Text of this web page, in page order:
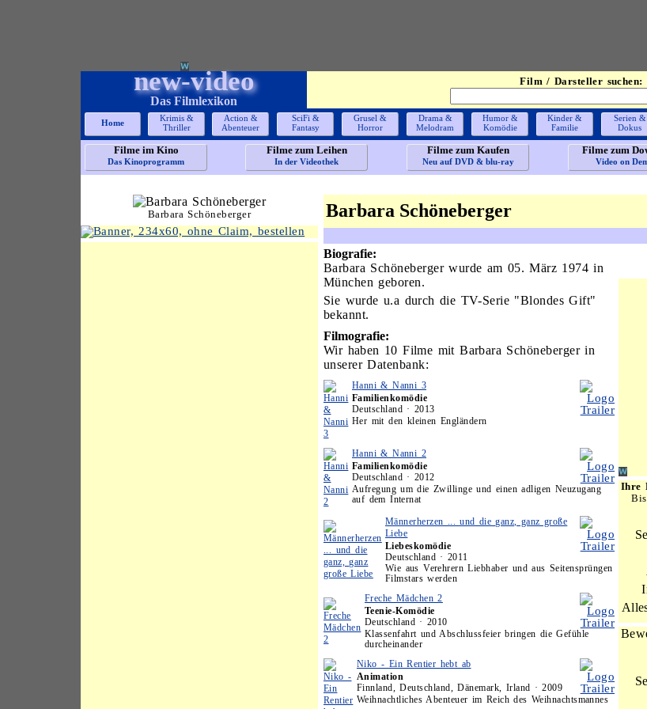
new-video
Das Filmlexikon
Film / Darsteller suchen:
Home
Krimis &
Thriller
Action &
Abenteuer
SciFi &
Fantasy
Grusel &
Horror
Drama &
Melodram
Humor &
Komödie
Kinder &
Familie
Serien &
Dokus
Filme im Kino
Das Kinoprogramm
Filme zum Leihen
In der Videothek
Filme zum Kaufen
Neu auf DVD & blu-ray
Filme zum
Video on
Barbara Schöneberger Barbara Schöneberger
Biografie:
Barbara Schöneberger wurde am 05. März 1974 in
München geboren.
Sie wurde u.a durch die TV-Serie "Blondes Gift"
bekannt.
Filmografie:
Wir haben 10 Filme mit Barbara Schöneberger in
unserer Datenbank:
Hanni & Nanni 3
Familienkomödie
Deutschland · 2013
Her mit den kleinen Engländern
Hanni & Nanni 2
Familienkomödie
Deutschland · 2012
Aufregung um die Zwillinge und einen adligen Neuzugang
auf dem Internat
Männerherzen ... und die ganz, ganz große
Liebe
Liebeskomödie
Deutschland · 2011
Wie aus Verehrern Liebhaber und aus Seitensprüngen
Filmstars werden
Freche Mädchen 2
Teenie-Komödie
Deutschland · 2010
Klassenfahrt und Abschlussfeier bringen die Gefühle
durcheinander
Niko - Ein Rentier hebt ab
Animation
Finnland, Deutschland, Dänemark, Irland · 2009
Weihnachtliches Abenteuer im Reich des Weihnachtsmannes
Ihre